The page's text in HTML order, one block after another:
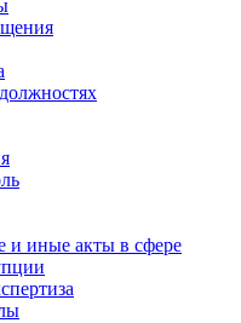
и иные акты в сфере